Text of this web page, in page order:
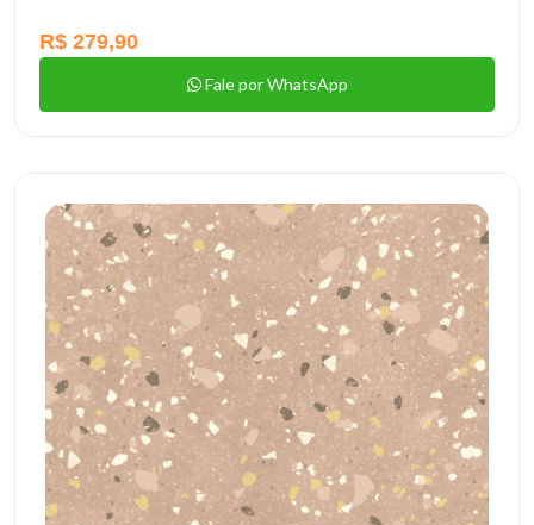
R$ 279,90
Fale por WhatsApp